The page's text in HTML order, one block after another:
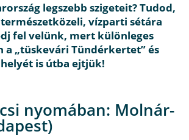
legszebb szigeteit? Tudod,
vízparti sétára
fel velünk, mert különleges
a „tüskevári Tündérkertet” és
is útba ejtjük!
nyomában: Molnár-